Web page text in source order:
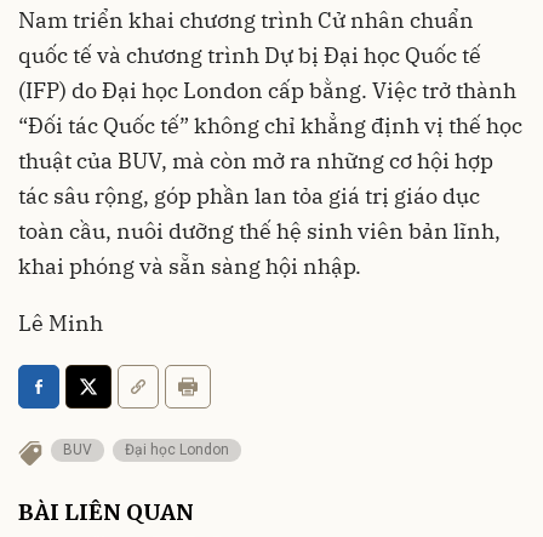
Nam triển khai chương trình Cử nhân chuẩn
quốc tế và chương trình Dự bị Đại học Quốc tế
(IFP) do Đại học London cấp bằng. Việc trở thành
“Đối tác Quốc tế” không chỉ khẳng định vị thế học
thuật của BUV, mà còn mở ra những cơ hội hợp
tác sâu rộng, góp phần lan tỏa giá trị giáo dục
toàn cầu, nuôi dưỡng thế hệ sinh viên bản lĩnh,
khai phóng và sẵn sàng hội nhập.
Lê Minh
BUV Đại học London
BÀI LIÊN QUAN